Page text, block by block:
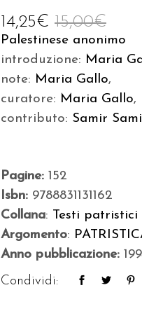
15,00€
14,25€
Palestinese anonimo
introduzione: Maria
note: Maria Gallo,
curatore: Maria Gallo,
contributo: Samir
Pagine: 152
Isbn: 9788831131162
Collana: Testi patristici
Argomento:
Anno pubblicazione:
Condividi: